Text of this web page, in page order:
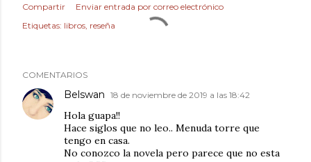
Compartir
Enviar entrada por correo electrónico
Etiquetas: libros reseña
COMENTARIOS
Belswan 18 de noviembre de 2019 a las 18:42
Hola guapa!!
Hace siglos que no leo.. Menuda torre que
tengo en casa.
No conozco la novela pero parece que no esta